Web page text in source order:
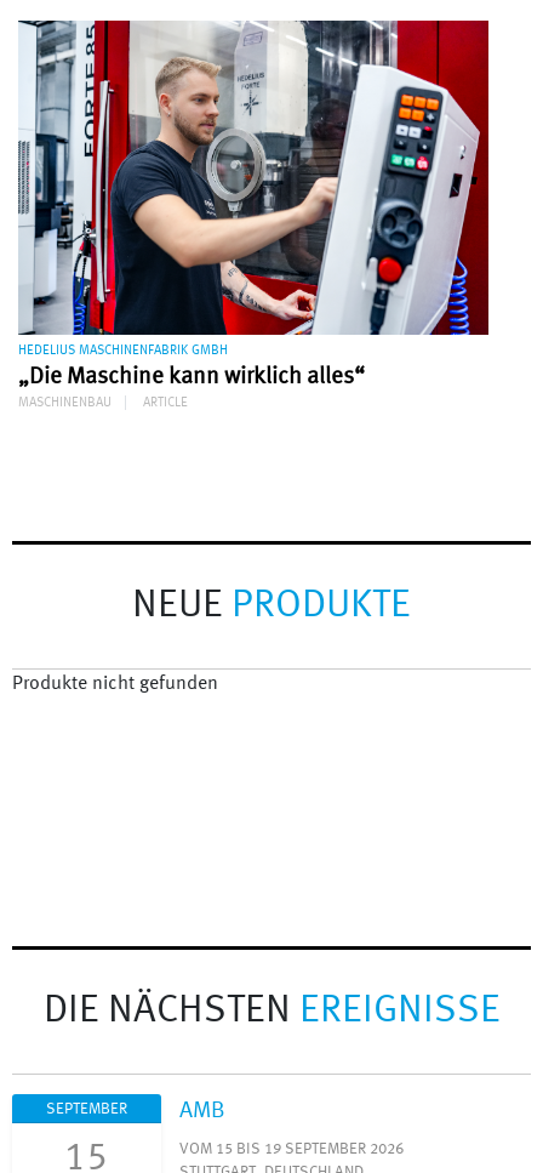
HEDELIUS MASCHINENFABRIK GMBH
„Die Maschine kann wirklich alles“
MASCHINENBAU ARTICLE
NEUE PRODUKTE
Produkte nicht gefunden
DIE NÄCHSTEN EREIGNISSE
SEPTEMBER
15
AMB
VOM 15 BIS 19 SEPTEMBER 2026